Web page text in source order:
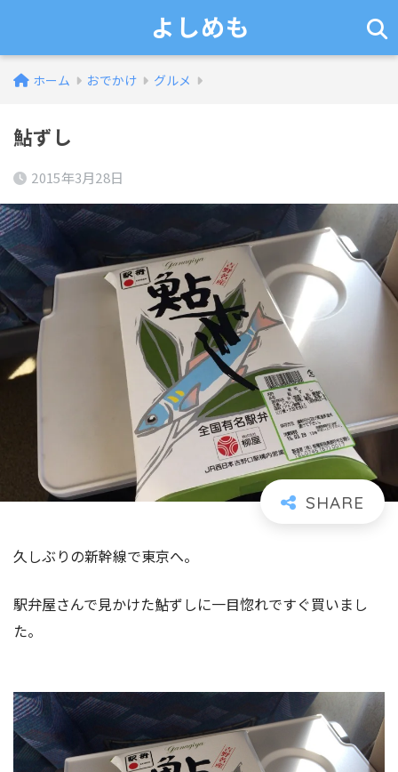
よしめも
ホーム おでかけ グルメ
鮎ずし
2015年3月28日
久しぶりの新幹線で東京へ。
駅弁屋さんで見かけた鮎ずしに一目惚れですぐ買いまし
た。